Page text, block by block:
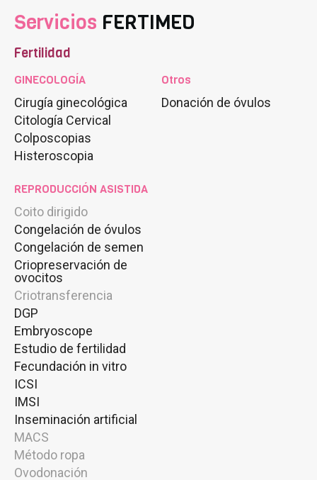
Servicios FERTIMED
Fertilidad
GINECOLOGÍA
Cirugía ginecológica
Citología Cervical
Colposcopias
Histeroscopia
Otros
Donación de óvulos
REPRODUCCIÓN ASISTIDA
Coito dirigido
Congelación de óvulos
Congelación de semen
Criopreservación de
ovocitos
Criotransferencia
DGP
Embryoscope
Estudio de fertilidad
Fecundación in vitro
ICSI
IMSI
Inseminación artificial
MACS
Método ropa
Ovodonación